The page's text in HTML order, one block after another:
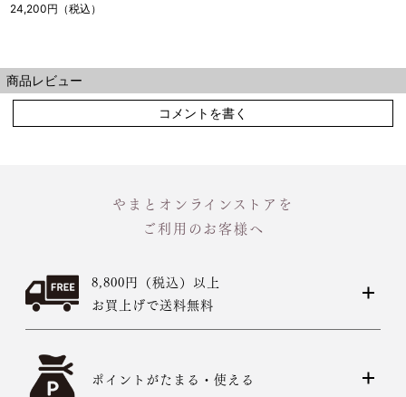
24,200円（税込）
商品レビュー
コメントを書く
やまとオンラインストアを
ご利用のお客様へ
8,800円（税込）以上
お買上げで送料無料
ポイントがたまる・使える